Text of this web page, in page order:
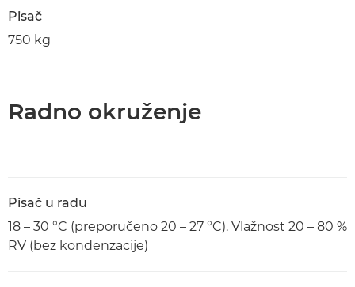
Pisač
750 kg
Radno okruženje
Pisač u radu
18 – 30 °C (preporučeno 20 – 27 °C). Vlažnost 20 – 80 %
RV (bez kondenzacije)